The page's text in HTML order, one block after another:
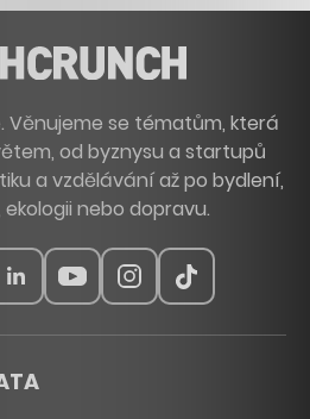
Věnujeme se tématům, která
od byznysu a startupů
a vzdělávání až po bydlení,
nebo dopravu.